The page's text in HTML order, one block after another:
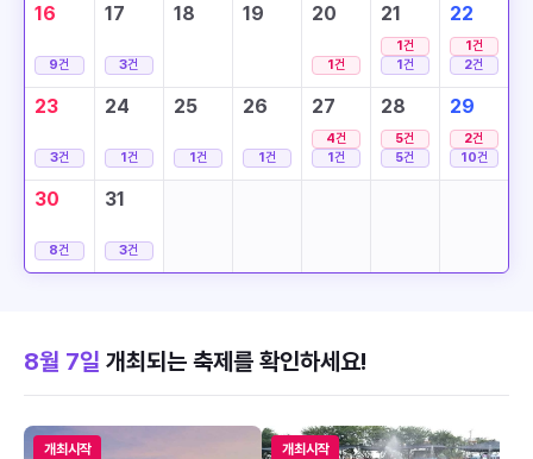
16
9건
17
3건
18 19 20
1건
21
1건
1건
22
1건
2건
23
3건
24
1건
25
1건
26
1건
27
4건
1건
28
5건
5건
29
2건
10건
30
8건
31
3건
8월 7일 개최되는 축제를 확인하세요!
개최시작 개최시작